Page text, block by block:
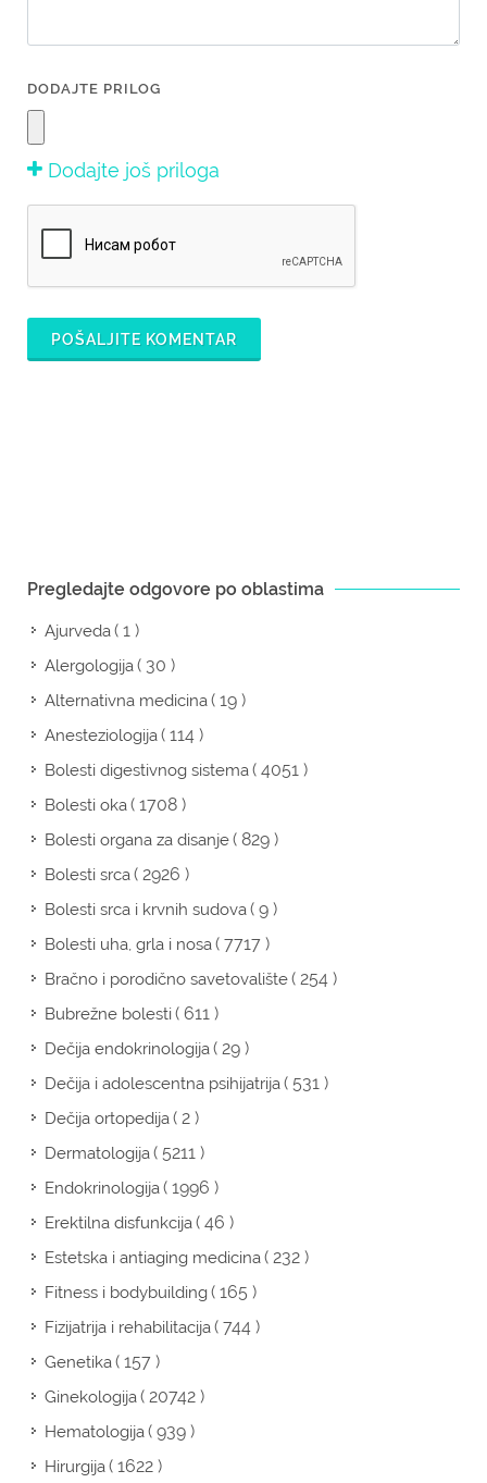
DODAJTE PRILOG
Dodajte još priloga
POŠALJITE KOMENTAR
Pregledajte odgovore po oblastima
Ajurveda( 1 )
Alergologija( 30 )
Alternativna medicina( 19 )
Anesteziologija( 114 )
Bolesti digestivnog sistema( 4051 )
Bolesti oka( 1708 )
Bolesti organa za disanje( 829 )
Bolesti srca( 2926 )
Bolesti srca i krvnih sudova( 9 )
Bolesti uha, grla i nosa( 7717 )
Bračno i porodično savetovalište( 254 )
Bubrežne bolesti( 611 )
Dečija endokrinologija( 29 )
Dečija i adolescentna psihijatrija( 531 )
Dečija ortopedija( 2 )
Dermatologija( 5211 )
Endokrinologija( 1996 )
Erektilna disfunkcija( 46 )
Estetska i antiaging medicina( 232 )
Fitness i bodybuilding( 165 )
Fizijatrija i rehabilitacija( 744 )
Genetika( 157 )
Ginekologija( 20742 )
Hematologija( 939 )
Hirurgija( 1622 )